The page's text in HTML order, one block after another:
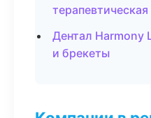
терапевтическая
Дентал Harmony
и брекеты